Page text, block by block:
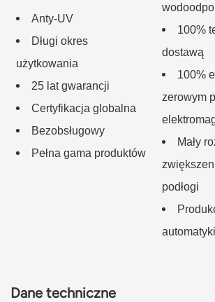
Anty-UV
Długi okres
użytkowania
25 lat gwarancji
Certyfikacja globalna
Bezobsługowy
Pełna gama produktów
100%
dostawą
100%
zerowym
Mały
podłogi
Dane techniczne